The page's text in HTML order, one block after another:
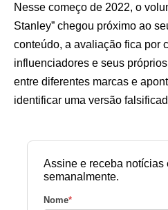
Nesse começo de 2022, o
Stanley” chegou próximo ao
conteúdo, a avaliação fica por
influenciadores e seus
entre diferentes marcas e
identificar uma versão
Assine e receba notícias
semanalmente.
Nome*